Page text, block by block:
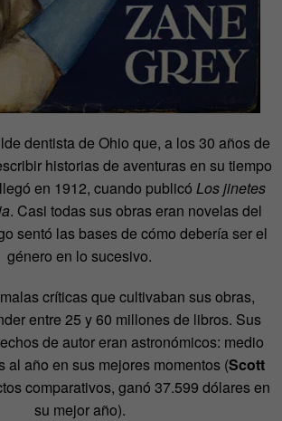
dentista de Ohio que, a los 30 años de
historias de aventuras en su tiempo
en 1912, cuando publicó Los jinetes
. Casi todas sus obras eran novelas del
sentó las bases de cómo debería ser el
género en lo sucesivo.
críticas que cultivaban sus obras,
entre 25 y 60 millones de libros. Sus
de autor eran astronómicos: medio
al año en sus mejores momentos (Scott
comparativos, ganó 37.599 dólares en
su mejor año).